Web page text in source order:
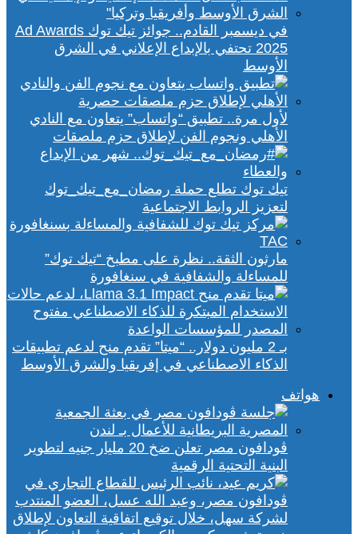
في ديسمبر القادم.. جوائز تيك توك Ad Awards
2025 تحتفي بالإبداع الإعلاني في الشرق
الأوسط
لأول مرة.. تطبيق “واتساب” يتعاون مع النادي
الأهلي ونجوم الفن لإطلاق حزم ملصقات
تيك توك تطلع حملة رمضان_مع_تيك_توك
لتعزيز الروابط الاجتماعية
مارثون الثقة.. نظرة على مطبخ “تيك توك”
للمساءلة والشفافية في سنغافورة
بـ 2 مليون دولار.. “ميتا” تقدم منح لدعم تطبيقات
الذكاء الاصطناعي في إفريقيا والشرق الأوسط
هواتف
ڤودافون مصر تعلن ضخ 20 مليار جنيه لتطوير
البنية التحتية الرقمية